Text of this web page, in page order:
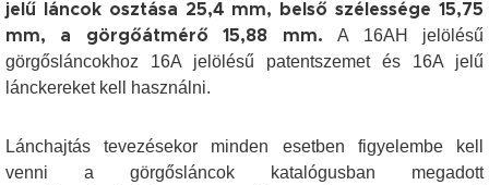
jelű láncok osztása 25,4 mm, belső szélessége 15,75
mm, a görgőátmérő 15,88 mm. A 16AH jelölésű
görgősláncokhoz 16A jelölésű patentszemet és 16A jelű
lánckereket kell használni.
Lánchajtás tevezésekor minden esetben figyelembe kell
venni a görgősláncok katalógusban megadott